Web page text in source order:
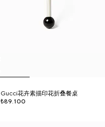
Gucci花卉素描印花折叠餐桌
₺89.100